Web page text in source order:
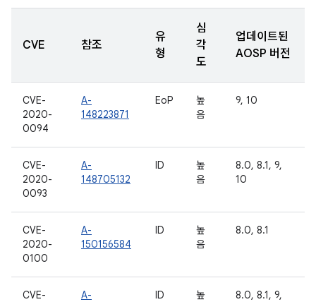
CVE 참조
유
형
심
각
도
업데이트된
AOSP 버전
CVE-
2020-
0094
A-
148223871
EoP
높
음
9, 10
CVE-
2020-
0093
A-
148705132
ID
높
음
8.0, 8.1, 9,
10
CVE-
2020-
0100
A-
150156584
ID
높
음
8.0, 8.1
CVE-
A-
ID
높
8.0, 8.1, 9,